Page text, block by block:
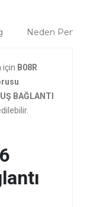
Neden Penta?
için B08R
BAĞLANTI